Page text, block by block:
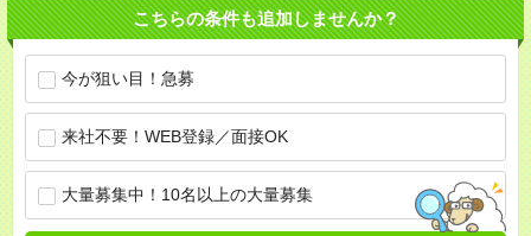
こちらの条件も追加しませんか？
今が狙い目！急募
来社不要！WEB登録／面接OK
大量募集中！10名以上の大量募集